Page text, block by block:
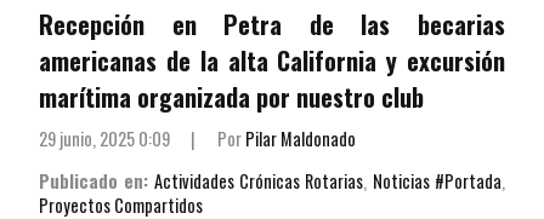
Recepción en Petra de las becarias
americanas de la alta California y excursión
marítima organizada por nuestro club
29 junio, 2025 0:09 | PorPilar Maldonado
Publicado en: Actividades Crónicas Rotarias, Noticias #Portada,
Proyectos Compartidos